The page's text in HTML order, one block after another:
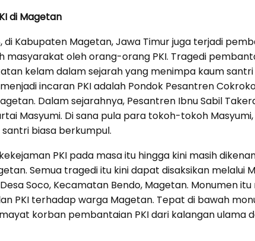
di Magetan
di Kabupaten Magetan, Jawa Timur juga terjadi
masyarakat oleh orang-orang PKI. Tragedi
kelam dalam sejarah yang menimpa kaum santri
incaran PKI adalah Pondok Pesantren
Dalam sejarahnya, Pesantren Ibnu Sabil
Masyumi. Di sana pula para tokoh-tokoh
biasa berkumpul.
PKI pada masa itu hingga kini masih
Semua tragedi itu kini dapat disaksikan melalui
Soco, Kecamatan Bendo, Magetan. Monumen
PKI terhadap warga Magetan. Tepat di bawah
korban pembantaian PKI dari kalangan ulama